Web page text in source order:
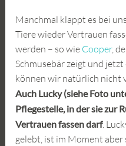
Manchmal klappt es bei
Tiere wieder Vertrauen
werden – so wie Cooper,
Schmusebär zeigt und
können wir natürlich nicht
Auch Lucky (siehe Foto
Pflegestelle, in der sie zur
Vertrauen fassen darf.
gelebt, ist im Moment